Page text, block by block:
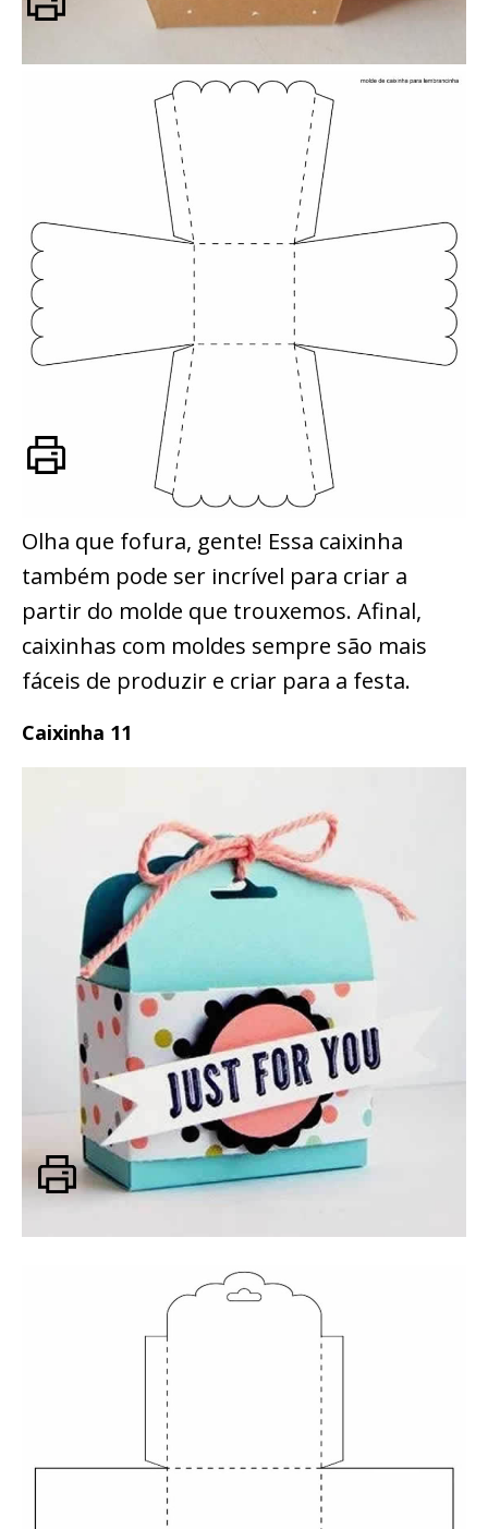
Olha que fofura, gente! Essa caixinha
também pode ser incrível para criar a
partir do molde que trouxemos. Afinal,
caixinhas com moldes sempre são mais
fáceis de produzir e criar para a festa.
Caixinha 11